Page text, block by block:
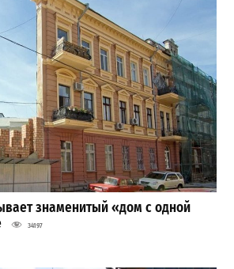
знаменитый «дом с одной
34197